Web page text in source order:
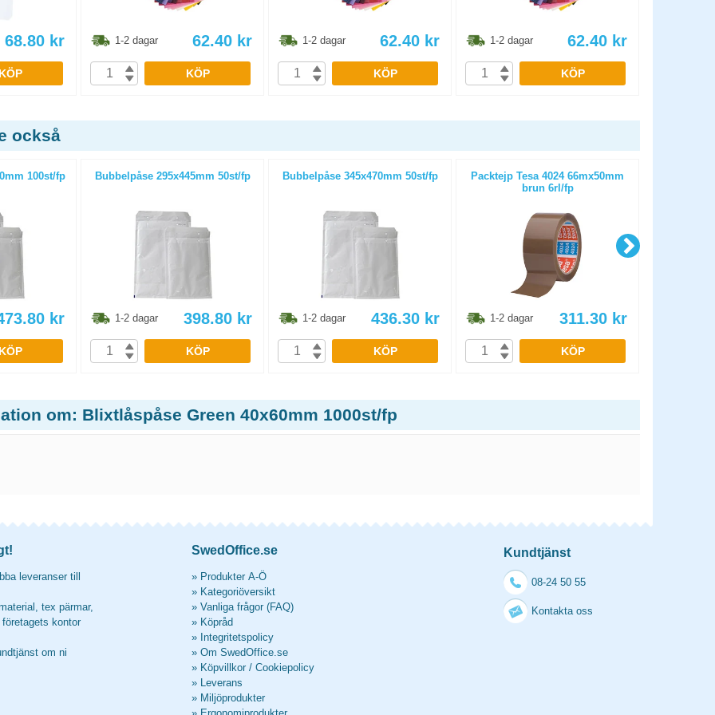
68.80 kr
KÖP
1-2 dagar 62.40 kr
KÖP
1-2 dagar 62.40 kr
KÖP
1-2 dagar 62.40 kr
KÖP
också
100st/fp
kr
KÖP
Bubbelpåse 295x445mm 50st/fp
1-2 dagar 398.80 kr
KÖP
Bubbelpåse 345x470mm 50st/fp
1-2 dagar 436.30 kr
KÖP
Packtejp Tesa 4024 66mx50mm
brun 6rl/fp
1-2 dagar 311.30 kr
KÖP
om: Blixtlåspåse Green 40x60mm 1000st/fp
leveranser till
tex pärmar,
kontor
om ni
SwedOffice.se
» Produkter A-Ö
» Kategoriöversikt
» Vanliga frågor (FAQ)
» Köpråd
» Integritetspolicy
» Om SwedOffice.se
» Köpvillkor / Cookiepolicy
» Leverans
» Miljöprodukter
Kundtjänst
08-24 50 55
Kontakta oss